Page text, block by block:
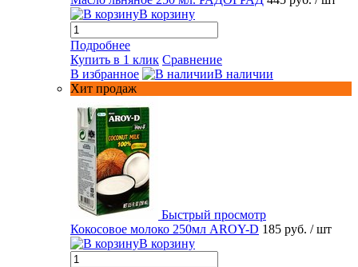
В корзину
Подробнее
Купить в 1 клик Сравнение
В избранное
В наличии
Хит продаж
Быстрый просмотр
Кокосовое молоко 250мл AROY-D 185 руб. / шт
В корзину